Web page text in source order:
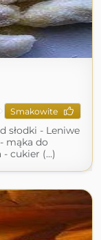
Smakowite
słodki - Leniwe
mąka do
- cukier (...)